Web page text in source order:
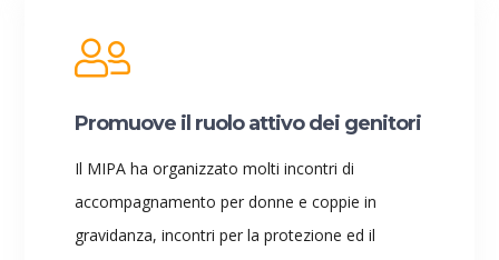
Promuove il ruolo attivo dei genitori
Il MIPA ha organizzato molti incontri di
accompagnamento per donne e coppie in
gravidanza, incontri per la protezione ed il